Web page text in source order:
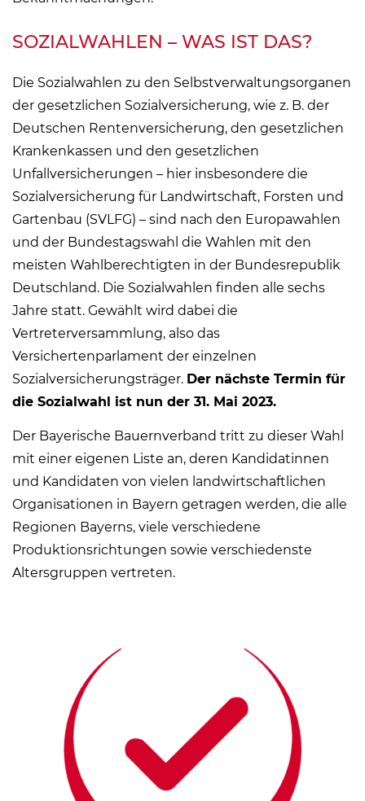
SOZIALWAHLEN – WAS IST DAS?
Die Sozialwahlen zu den Selbstverwaltungsorganen
der gesetzlichen Sozialversicherung, wie z. B. der
Deutschen Rentenversicherung, den gesetzlichen
Krankenkassen und den gesetzlichen
Unfallversicherungen – hier insbesondere die
Sozialversicherung für Landwirtschaft, Forsten und
Gartenbau (SVLFG) – sind nach den Europawahlen
und der Bundestagswahl die Wahlen mit den
meisten Wahlberechtigten in der Bundesrepublik
Deutschland. Die Sozialwahlen finden alle sechs
Jahre statt. Gewählt wird dabei die
Vertreterversammlung, also das
Versichertenparlament der einzelnen
Sozialversicherungsträger. Der nächste Termin für
die Sozialwahl ist nun der 31. Mai 2023.
Der Bayerische Bauernverband tritt zu dieser Wahl
mit einer eigenen Liste an, deren Kandidatinnen
und Kandidaten von vielen landwirtschaftlichen
Organisationen in Bayern getragen werden, die alle
Regionen Bayerns, viele verschiedene
Produktionsrichtungen sowie verschiedenste
Altersgruppen vertreten.